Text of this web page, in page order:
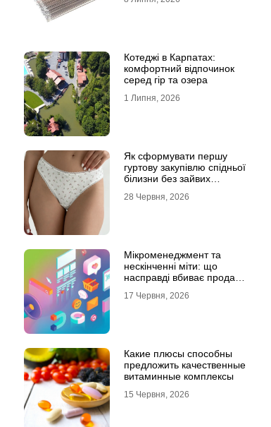
Котеджі в Карпатах:
комфортний відпочинок
серед гір та озера
1 Липня, 2026
Як сформувати першу
гуртову закупівлю спідньої
білизни без зайвих
28 Червня, 2026
Мікроменеджмент та
нескінченні міти: що
насправді вбиває продажі
17 Червня, 2026
Какие плюсы способны
предложить качественные
витаминные комплексы
15 Червня, 2026